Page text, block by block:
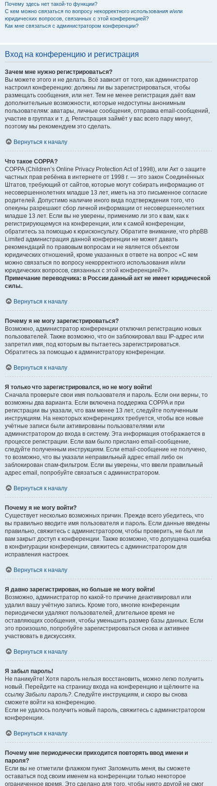
Почему здесь нет такой-то функции?
С кем можно связаться по вопросу некорректного использования и/или
юридических вопросов, связанных с этой конференцией?
Как мне связаться с администратором конференции?
Вход на конференцию и регистрация
Зачем мне нужно регистрироваться?
Вы можете этого и не делать. Всё зависит от того, как администратор
настроил конференцию: должны ли вы зарегистрироваться, чтобы
размещать сообщения, или нет. Тем не менее регистрация даёт вам
дополнительные возможности, которые недоступны анонимным
пользователям: аватары, личные сообщения, отправка email-сообщений,
участие в группах и т. д. Регистрация займёт у вас всего пару минут,
поэтому мы рекомендуем это сделать.
Вернуться к началу
Что такое COPPA?
COPPA (Children’s Online Privacy Protection Act of 1998), или Акт о защите
частных прав ребёнка в интернете от 1998 г. — это закон Соединённых
Штатов, требующий от сайтов, которые могут собирать информацию от
несовершеннолетних младше 13 лет, иметь на это письменное согласие
родителей. Допустимо наличие иного вида подтверждения того, что
опекуны разрешают сбор личной информации от несовершеннолетних
младше 13 лет. Если вы не уверены, применимо ли это к вам, как к
регистрирующемуся на конференции, или к самой конференции,
обратитесь за помощью к юрисконсульту. Обратите внимание, что phpBB
Limited администрация данной конференции не может давать
рекомендаций по правовым вопросам и не является объектом
юридических отношений, кроме указанных в ответе на вопрос «С кем
можно связаться по вопросу некорректного использования и/или
юридических вопросов, связанных с этой конференцией?».
Примечание переводчика: в России данный акт не имеет юридической
силы..
Вернуться к началу
Почему я не могу зарегистрироваться?
Возможно, администратор конференции отключил регистрацию новых
пользователей. Также возможно, что он заблокировал ваш IP-адрес или
запретил имя, под которым вы пытаетесь зарегистрироваться.
Обратитесь за помощью к администратору конференции.
Вернуться к началу
Я только что зарегистрировался, но не могу войти!
Сначала проверьте свои имя пользователя и пароль. Если они верны, то
возможны два варианта. Если включена поддержка COPPA и при
регистрации вы указали, что вам менее 13 лет, следуйте полученным
инструкциям. На некоторых конференциях требуется, чтобы все новые
учётные записи были активированы пользователями или
администратором до входа в систему. Эта информация отображается в
процессе регистрации. Если вам было прислано email-сообщение,
следуйте полученным инструкциям. Если email-сообщение не получено,
то возможно, что вы указали неправильный адрес email либо он
заблокирован спам-фильтром. Если вы уверены, что ввели правильный
адрес email, попробуйте связаться с администратором.
Вернуться к началу
Почему я не могу войти?
Существует несколько возможных причин. Прежде всего убедитесь, что
вы правильно вводите имя пользователя и пароль. Если данные введены
правильно, свяжитесь с администратором, чтобы проверить, не был ли
вам закрыт доступ к конференции. Также возможно, что допущена ошибка
в конфигурации конференции, свяжитесь с администратором для
исправления настроек.
Вернуться к началу
Я давно зарегистрирован, но больше не могу войти!
Возможно, администратор по какой-то причине деактивировал или
удалил вашу учётную запись. Кроме того, многие конференции
периодически удаляют пользователей, длительное время не
оставляющих сообщения, чтобы уменьшить размер базы данных. Если
это произошло, попробуйте зарегистрироваться снова и активнее
участвовать в дискуссиях.
Вернуться к началу
Я забыл пароль!
Не паникуйте! Хотя пароль нельзя восстановить, можно легко получить
новый. Перейдите на страницу входа на конференцию и щёлкните на
ссылку Забыли пароль?. Следуйте инструкциям, и скоро вы снова
сможете войти на конференцию.
Если не удалось получить новый пароль, свяжитесь с администратором
конференции.
Вернуться к началу
Почему мне периодически приходится повторять ввод имени и
пароля?
Если вы не отметили флажком пункт Запомнить меня, вы сможете
оставаться под своим именем на конференции только некоторое
ограниченное время. Это сделано для того, чтобы никто другой не смог